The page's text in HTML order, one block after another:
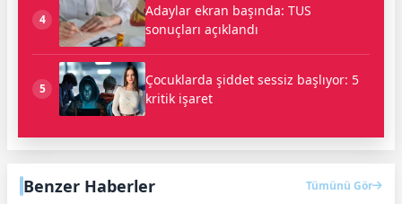
4
Adaylar ekran başında: TUS
sonuçları açıklandı
5
Çocuklarda şiddet sessiz başlıyor: 5
kritik işaret
Benzer Haberler Tümünü Gör